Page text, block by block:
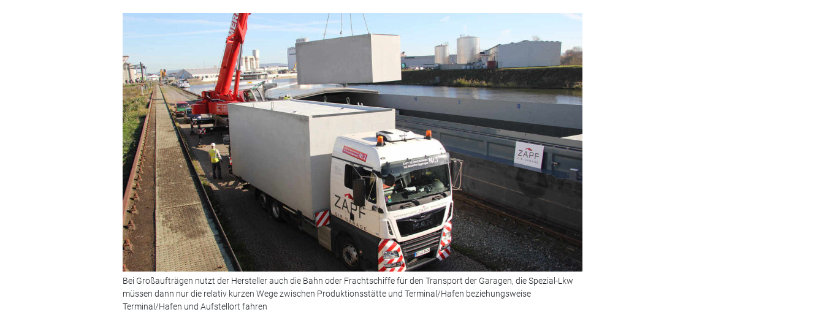
Bei Großaufträgen nutzt der Hersteller auch die Bahn oder Frachtschiffe für den Transport der Garagen, die Spezial-Lkw
müssen dann nur die relativ kurzen Wege zwischen Produktionsstätte und Terminal/Hafen beziehungsweise
Terminal/Hafen und Aufstellort fahren